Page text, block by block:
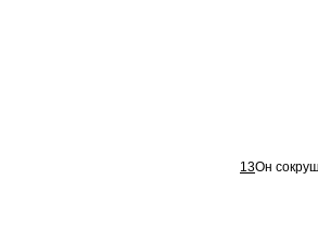
13Он